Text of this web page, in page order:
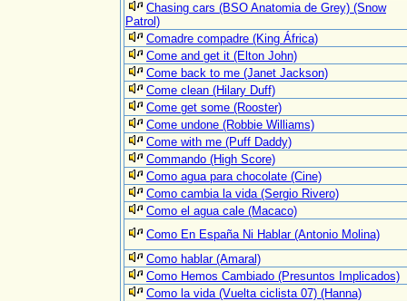
Chasing cars (BSO Anatomia de Grey) (Snow
Patrol)
Comadre compadre (King África)
Come and get it (Elton John)
Come back to me (Janet Jackson)
Come clean (Hilary Duff)
Come get some (Rooster)
Come undone (Robbie Williams)
Come with me (Puff Daddy)
Commando (High Score)
Como agua para chocolate (Cine)
Como cambia la vida (Sergio Rivero)
Como el agua cale (Macaco)
Como En España Ni Hablar (Antonio Molina)
Como hablar (Amaral)
Como Hemos Cambiado (Presuntos Implicados)
Como la vida (Vuelta ciclista 07) (Hanna)